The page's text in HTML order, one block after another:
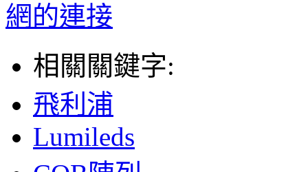
網的連接
相關關鍵字:
飛利浦
Lumileds